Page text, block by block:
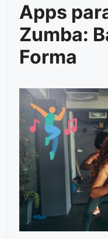
Apps
Zumba:
Forma